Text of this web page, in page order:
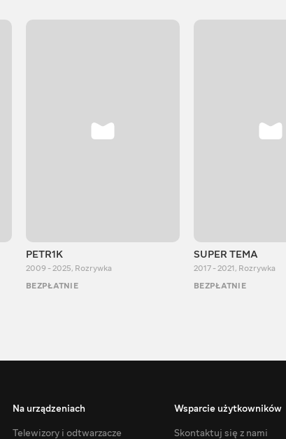
PETR1K
2009 - 2025, Rozrywka
BEZPŁATNIE
SUPER TEMA
2017 - 2021, Rozrywka
BEZPŁATNIE
Na urządzeniach
Telewizory i odtwarzacze
Wsparcie użytkowników
Skontaktuj się z nami